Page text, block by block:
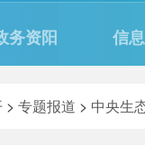
务资阳 信
> 专题报道 > 中央生